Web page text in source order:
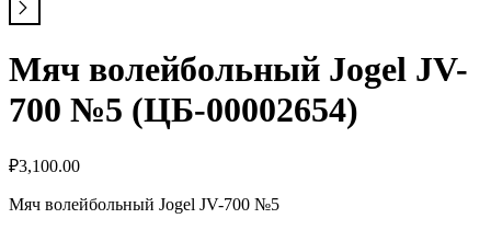
Мяч волейбольный Jogel JV-
700 №5 (ЦБ-00002654)
₽3,100.00
Мяч волейбольный Jogel JV-700 №5